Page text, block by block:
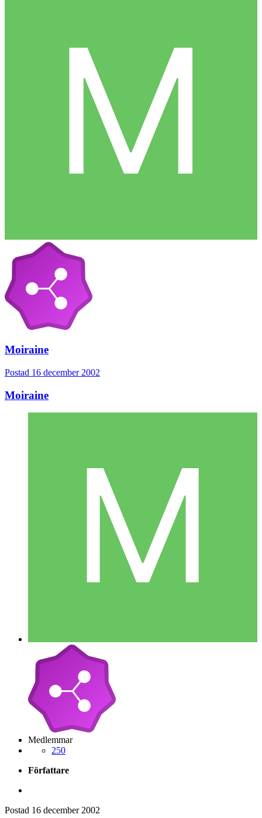
Moiraine
Postad 16 december 2002
Moiraine
Medlemmar
250
Författare
Postad 16 december 2002